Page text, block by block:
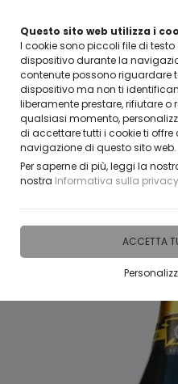
Questo sito web utilizza i
I cookie sono piccoli file di
dispositivo durante la
contenute possono riguardare
dispositivo ma non ti
liberamente prestare, rifiutare o
qualsiasi momento,
di accettare tutti i cookie ti
navigazione di questo sito web.
Per saperne di più, leggi la
nostra Informativa sulla privacy
ACCETTA
CLICCA E SCOPRI
Home IDEE E REGALI PERSONALIZZABILI